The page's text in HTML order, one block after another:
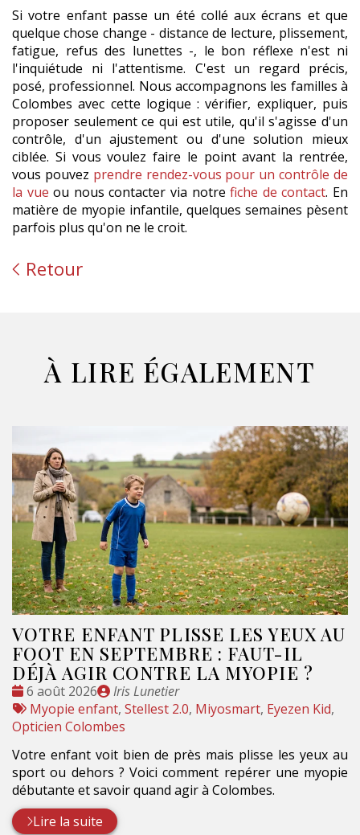
Si votre enfant passe un été collé aux écrans et que
quelque chose change - distance de lecture, plissement,
fatigue, refus des lunettes -, le bon réflexe n'est ni
l'inquiétude ni l'attentisme. C'est un regard précis,
posé, professionnel. Nous accompagnons les familles à
Colombes avec cette logique : vérifier, expliquer, puis
proposer seulement ce qui est utile, qu'il s'agisse d'un
contrôle, d'un ajustement ou d'une solution mieux
ciblée. Si vous voulez faire le point avant la rentrée,
vous pouvez prendre rendez-vous pour un contrôle de
la vue ou nous contacter via notrefiche de contact. En
matière de myopie infantile, quelques semaines pèsent
parfois plus qu'on ne le croit.
Retour
À LIRE ÉGALEMENT
VOTRE ENFANT PLISSE LES YEUX AU
FOOT EN SEPTEMBRE : FAUT-IL
DÉJÀ AGIR CONTRE LA MYOPIE ?
Date
:
6 août 2026
Publié
par
Iris Lunetier
Tags
:
Myopie enfant, Stellest 2.0, Miyosmart, Eyezen Kid,
Opticien Colombes
Votre enfant voit bien de près mais plisse les yeux au
sport ou dehors ? Voici comment repérer une myopie
débutante et savoir quand agir à Colombes.
Lire la suite